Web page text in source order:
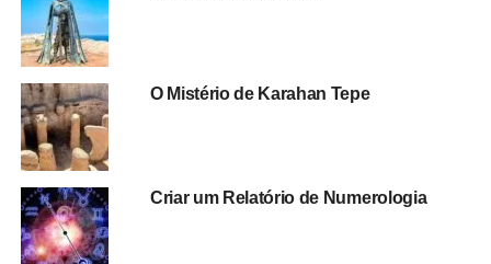
O Mistério de Karahan Tepe
Criar um Relatório de Numerologia